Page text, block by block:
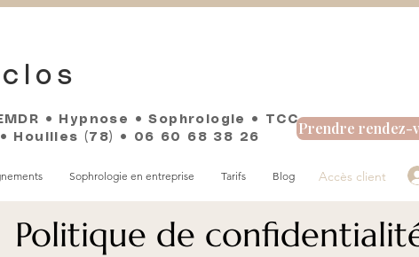
• Hypnose • Sophrologie • TCC
Houilles (78)​ • 06 60 68 38 26
Prendre rendez-
Sophrologie en entreprise Tarifs Blog Accès client
Politique de